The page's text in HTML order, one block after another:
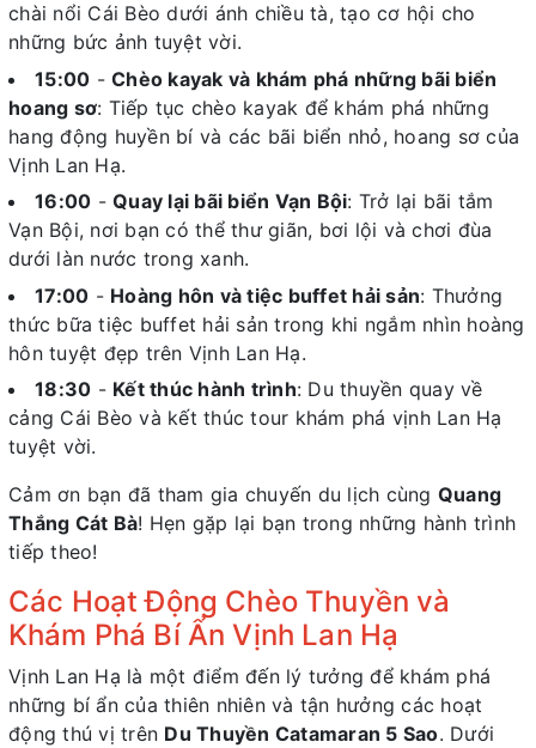
chài nổi Cái Bèo dưới ánh chiều tà, tạo cơ hội cho
những bức ảnh tuyệt vời.
15:00 - Chèo kayak và khám phá những bãi biển
hoang sơ: Tiếp tục chèo kayak để khám phá những
hang động huyền bí và các bãi biển nhỏ, hoang sơ của
Vịnh Lan Hạ.
16:00 - Quay lại bãi biển Vạn Bội: Trở lại bãi tắm
Vạn Bội, nơi bạn có thể thư giãn, bơi lội và chơi đùa
dưới làn nước trong xanh.
17:00 - Hoàng hôn và tiệc buffet hải sản: Thưởng
thức bữa tiệc buffet hải sản trong khi ngắm nhìn hoàng
hôn tuyệt đẹp trên Vịnh Lan Hạ.
18:30 - Kết thúc hành trình: Du thuyền quay về
cảng Cái Bèo và kết thúc tour khám phá vịnh Lan Hạ
tuyệt vời.
Cảm ơn bạn đã tham gia chuyến du lịch cùng Quang
Thắng Cát Bà! Hẹn gặp lại bạn trong những hành trình
tiếp theo!
Các Hoạt Động Chèo Thuyền và
Khám Phá Bí Ẩn Vịnh Lan Hạ
Vịnh Lan Hạ là một điểm đến lý tưởng để khám phá
những bí ẩn của thiên nhiên và tận hưởng các hoạt
động thú vị trên Du Thuyền Catamaran 5 Sao. Dưới